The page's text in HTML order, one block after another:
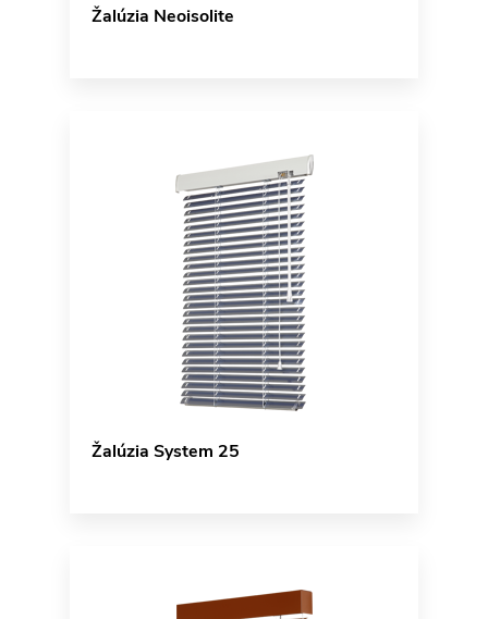
Žalúzia Neoisolite
Žalúzia System 25